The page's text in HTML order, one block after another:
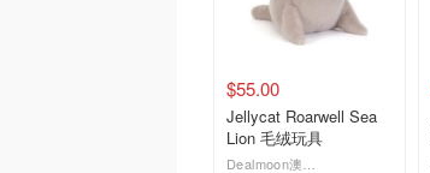
$55.00
Jellycat Roarwell Sea
Lion 毛绒玩具